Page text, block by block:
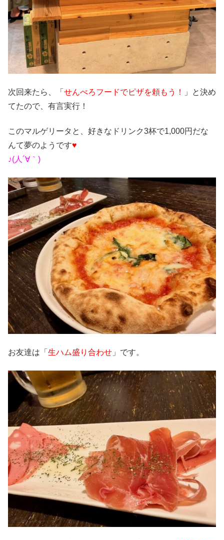
次回来たら、「 せんべろフードでピザを頼もう！
」と決め
てたので、有言実行！
このマルゲリータと、好きなドリンク3杯で1,000円だな
んて夢のようです♥
♪(人´∀｀)
お友達は「 生ハム盛り合わせ 」です。